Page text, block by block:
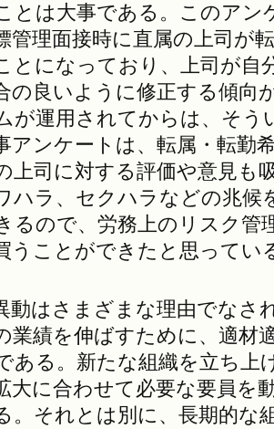
とは大事である。このアン
管理面接時に直属の上司が
とになっており、上司が自
の良いように修正する傾向
が運用されてからは、そう
アンケートは、転属・転勤
上司に対する評価や意見も
ハラ、セクハラなどの兆候
るので、労務上のリスク管
うことができたと思ってい
はさまざまな理由でなさ
業績を伸ばすために、適材
ある。新たな組織を立ち上
大に合わせて必要な要員を
。それとは別に、長期的な